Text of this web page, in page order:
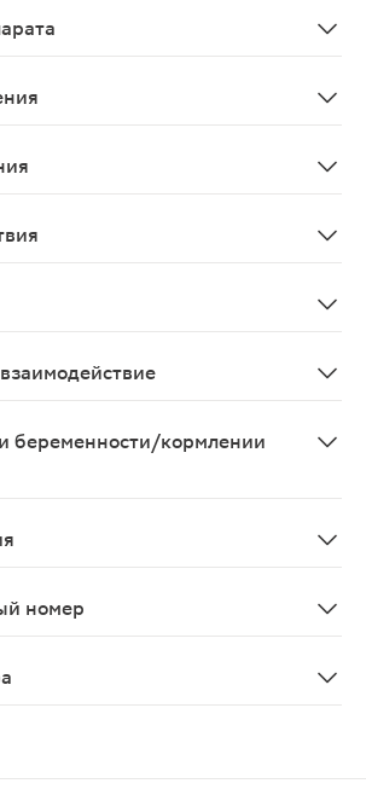
беременности/кормлении
номер